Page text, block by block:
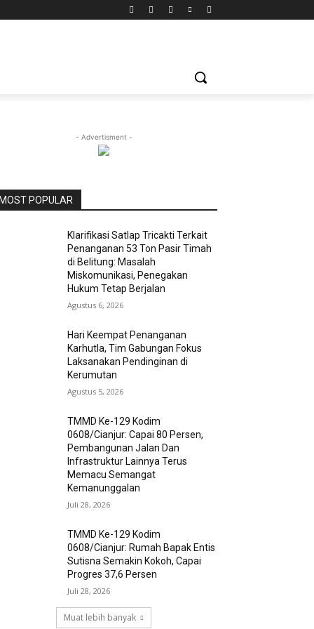
- Advertisment -
MOST POPULAR
Klarifikasi Satlap Tricakti Terkait
Penanganan 53 Ton Pasir Timah
di Belitung: Masalah
Miskomunikasi, Penegakan
Hukum Tetap Berjalan
Agustus 6, 2026
Hari Keempat Penanganan
Karhutla, Tim Gabungan Fokus
Laksanakan Pendinginan di
Kerumutan
Agustus 5, 2026
TMMD Ke-129 Kodim
0608/Cianjur: Capai 80 Persen,
Pembangunan Jalan Dan
Infrastruktur Lainnya Terus
Memacu Semangat
Kemanunggalan
Juli 28, 2026
TMMD Ke-129 Kodim
0608/Cianjur: Rumah Bapak Entis
Sutisna Semakin Kokoh, Capai
Progres 37,6 Persen
Juli 28, 2026
Muat lebih banyak